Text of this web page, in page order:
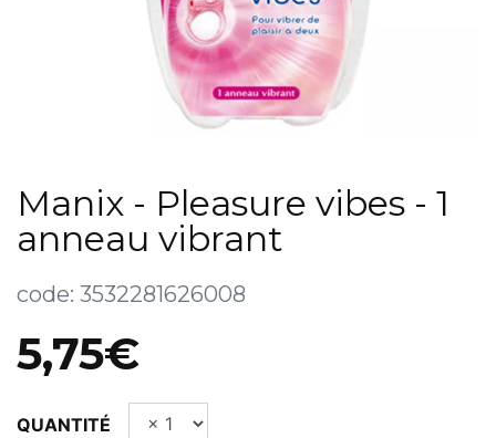
Manix - Pleasure vibes - 1
anneau vibrant
code: 3532281626008
5,75€
QUANTITÉ